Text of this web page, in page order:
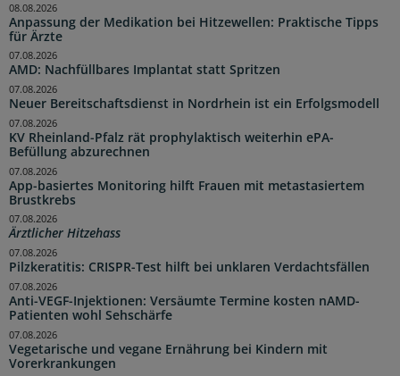
Anpassung der Medikation bei Hitzewellen: Praktische Tipps
für Ärzte
08.08.2026
AMD: Nachfüllbares Implantat statt Spritzen
07.08.2026
Neuer Bereitschaftsdienst in Nordrhein ist ein Erfolgsmodell
07.08.2026
KV Rheinland-Pfalz rät prophylaktisch weiterhin ePA-
Befüllung abzurechnen
07.08.2026
App-basiertes Monitoring hilft Frauen mit metastasiertem
Brustkrebs
07.08.2026
Ärztlicher Hitzehass
07.08.2026
Pilzkeratitis: CRISPR-Test hilft bei unklaren Verdachtsfällen
07.08.2026
Anti-VEGF-Injektionen: Versäumte Termine kosten nAMD-
Patienten wohl Sehschärfe
07.08.2026
Vegetarische und vegane Ernährung bei Kindern mit
Vorerkrankungen
07.08.2026